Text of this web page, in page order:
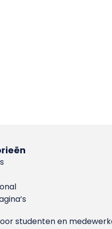
studenten en